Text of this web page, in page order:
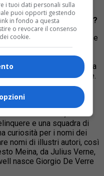
il tuo romanzo è però
sono nati i protagonisti?
al mondo della ricerca che
che non poteva che
e ovvio una vecchia
alimentare le scene.
che lavorano
del territorio, gli abitanti
a chi ama la trattoria.
della vicenda,
e una squadra di
curiosità per i nomi dei
nomi di illustri autori, così
Meina, da Julius Verne,
nasce Giorgio De Verre
i tuoi dati personali sulla
puoi opporti gestendo
in fondo a questa
o revocare il consenso
cookie.